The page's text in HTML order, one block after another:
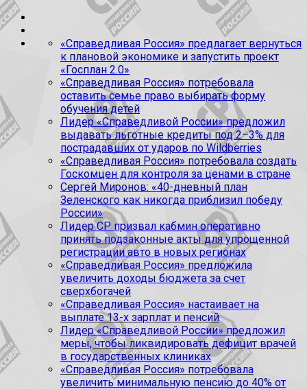
«Справедливая Россия» предлагает вернуться
к плановой экономике и запустить проект
«Госплан 2.0»
«Справедливая Россия» потребовала
оставить семье право выбирать форму
обучения детей
Лидер «Справедливой России» предложил
выдавать льготные кредиты под 2–3% для
пострадавших от ударов по Wildberries
«Справедливая Россия» потребовала создать
Госкомцен для контроля за ценами в стране
Сергей Миронов: «40-дневный план
Зеленского как никогда приблизил победу
России»
Лидер СР призвал кабмин оперативно
принять подзаконные акты для упрощенной
регистрации авто в новых регионах
«Справедливая Россия» предложила
увеличить доходы бюджета за счет
сверхбогачей
«Справедливая Россия» настаивает на
выплате 13-х зарплат и пенсий
Лидер «Справедливой России» предложил
меры, чтобы ликвидировать дефицит врачей
в государственных клиниках
«Справедливая Россия» потребовала
увеличить минимальную пенсию до 40% от